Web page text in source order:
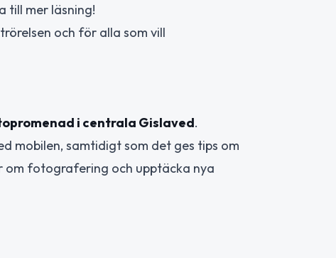
till mer läsning!
och för alla som vill
i centrala Gislaved.
mobilen, samtidigt som det ges tips om
om fotografering och upptäcka nya